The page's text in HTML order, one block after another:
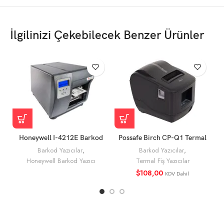
Dilleri
TSPL-EZD
İlgilinizi Çekebilecek Benzer Ürünler
Honeywell I-4212E Barkod
Yazıcı Özellikleri
Barkod Yazıcılar,
Honeywell Barkod Yazıcı
Possafe Birch CP-Q1 Termal
Fiş Yazıcı
Barkod Yazıcılar,
Termal Fiş Yazıcılar
$108,00 KDV Dahil